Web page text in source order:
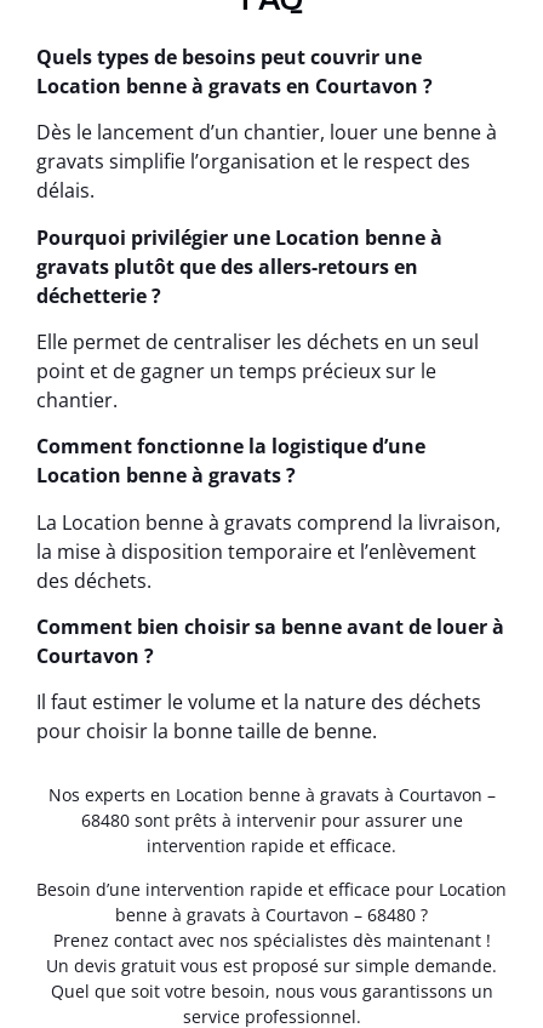
Quels types de besoins peut couvrir une
Location benne à gravats en Courtavon ?
Dès le lancement d’un chantier, louer une benne à
gravats simplifie l’organisation et le respect des
délais.
Pourquoi privilégier une Location benne à
gravats plutôt que des allers-retours en
déchetterie ?
Elle permet de centraliser les déchets en un seul
point et de gagner un temps précieux sur le
chantier.
Comment fonctionne la logistique d’une
Location benne à gravats ?
La Location benne à gravats comprend la livraison,
la mise à disposition temporaire et l’enlèvement
des déchets.
Comment bien choisir sa benne avant de louer à
Courtavon ?
Il faut estimer le volume et la nature des déchets
pour choisir la bonne taille de benne.
Nos experts en Location benne à gravats à Courtavon –
68480 sont prêts à intervenir pour assurer une
intervention rapide et efficace.
Besoin d’une intervention rapide et efficace pour Location
benne à gravats à Courtavon – 68480 ?
Prenez contact avec nos spécialistes dès maintenant !
Un devis gratuit vous est proposé sur simple demande.
Quel que soit votre besoin, nous vous garantissons un
service professionnel.